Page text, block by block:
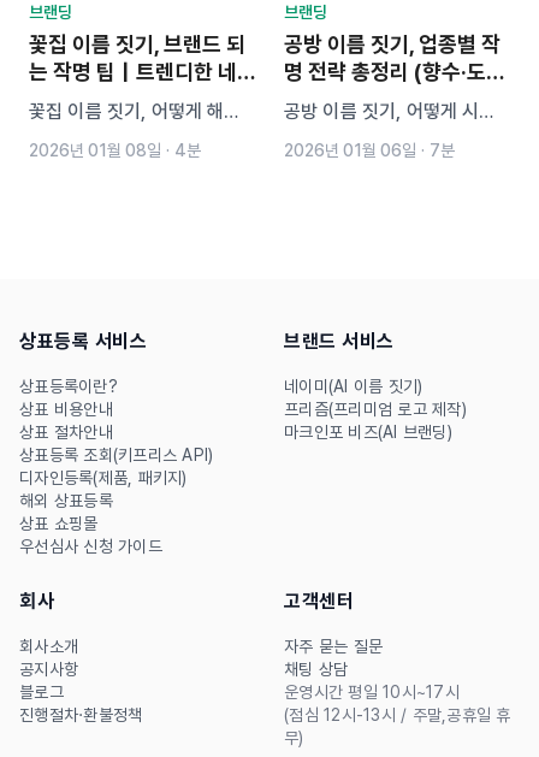
개합니다
브랜딩
꽃집 이름 짓기, 브랜드 되
는 작명 팁｜트렌디한 네
이밍 추천
꽃집 이름 짓기, 어떻게 해야
기억에 남고 브랜드가 될까
소개합니다.
2026년 01월 08일 · 4분
브랜딩
공방 이름 짓기, 업종별 작
명 전략 총정리 (향수·도자
기·자수)
공방 이름 짓기, 어떻게 시작
해야 할까요? 향수·도자기·자
지 실전 가이드를 정리했습니
다.
2026년 01월 06일 · 7분
상표등록 서비스
상표등록이란?
상표 비용안내
상표 절차안내
상표등록 조회(키프리스 API)
디자인등록(제품, 패키지)
해외 상표등록
상표 쇼핑몰
우선심사 신청 가이드
브랜드 서비스
네이미(AI 이름 짓기)
프리즘(프리미엄 로고 제작)
마크인포 비즈(AI 브랜딩)
회사
회사소개
공지사항
블로그
진행절차·환불정책
고객센터
자주 묻는 질문
채팅 상담
운영시간 평일 10시~17시
(점심 12시-13시 / 주말,공휴일 휴
무)